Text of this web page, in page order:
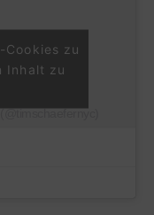
Cookies zu
Inhalt zu